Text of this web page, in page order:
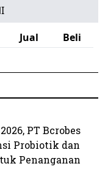
Jual Beli
PT Bcrobes
Probiotik dan
Penanganan